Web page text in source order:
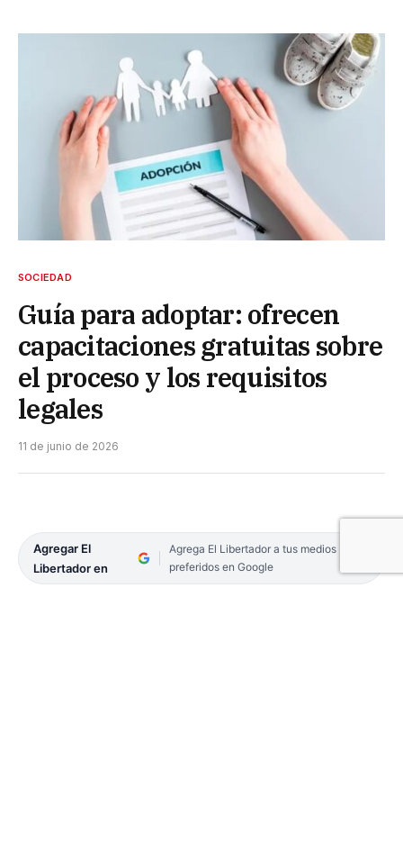
SOCIEDAD
Guía para adoptar: ofrecen
capacitaciones gratuitas sobre
el proceso y los requisitos
legales
11 de junio de 2026
Agregar El
Libertador en
Agrega El Libertador a tus medios
preferidos en Google